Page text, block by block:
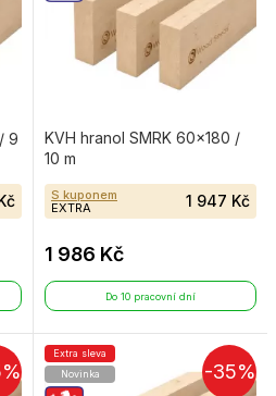
9
KVH hranol SMRK 60×180 /
10 m
S kuponem
EXTRA
1 947 Kč
1 986 Kč
Do 10 pracovní dní
-35%
Extra sleva
Novinka